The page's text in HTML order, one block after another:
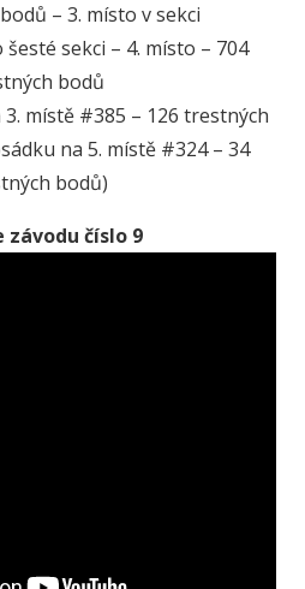
– 3. místo v sekci
sekci – 4. místo – 704
bodů
místě #385 – 126 trestných
na 5. místě #324 – 34
bodů)
závodu číslo 9